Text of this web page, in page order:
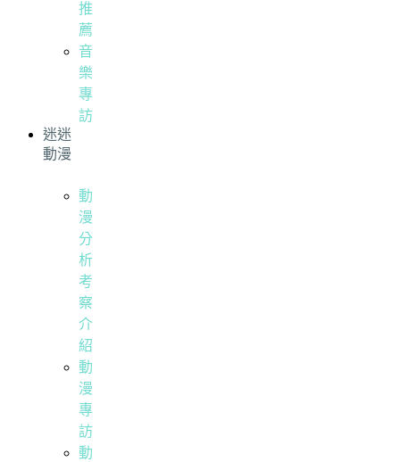
推
薦
音
樂
專
訪
迷迷
動漫
動
漫
分
析
考
察
介
紹
動
漫
專
訪
動